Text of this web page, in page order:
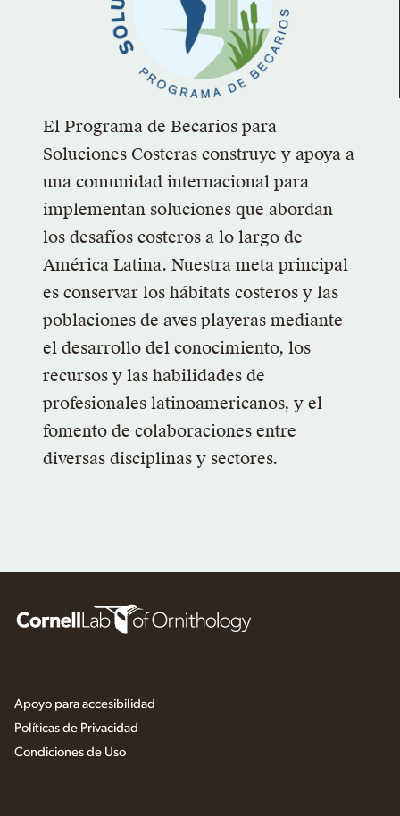
El Programa de Becarios para
Soluciones Costeras construye y apoya a
una comunidad internacional para
implementan soluciones que abordan
los desafíos costeros a lo largo de
América Latina. Nuestra meta principal
es conservar los hábitats costeros y las
poblaciones de aves playeras mediante
el desarrollo del conocimiento, los
recursos y las habilidades de
profesionales latinoamericanos, y el
fomento de colaboraciones entre
diversas disciplinas y sectores.
Apoyo para accesibilidad
Políticas de Privacidad
Condiciones de Uso